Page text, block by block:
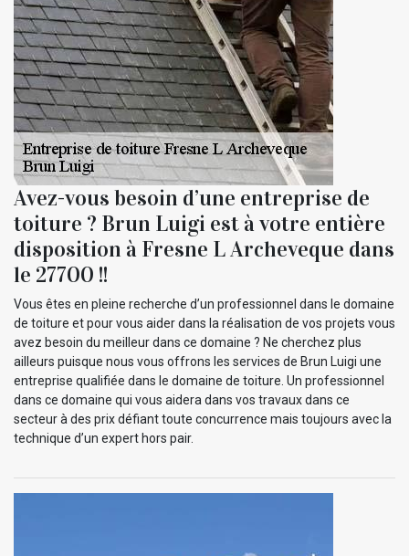
Avez-vous besoin d’une entreprise de
toiture ? Brun Luigi est à votre entière
disposition à Fresne L Archeveque dans
le 27700 !!
Vous êtes en pleine recherche d’un professionnel dans le domaine
de toiture et pour vous aider dans la réalisation de vos projets vous
avez besoin du meilleur dans ce domaine ? Ne cherchez plus
ailleurs puisque nous vous offrons les services de Brun Luigi une
entreprise qualifiée dans le domaine de toiture. Un professionnel
dans ce domaine qui vous aidera dans vos travaux dans ce
secteur à des prix défiant toute concurrence mais toujours avec la
technique d’un expert hors pair.